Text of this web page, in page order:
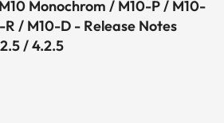
Monochrom / M10-P / M10-
R / M10-D - Release Notes
/ 4.2.5